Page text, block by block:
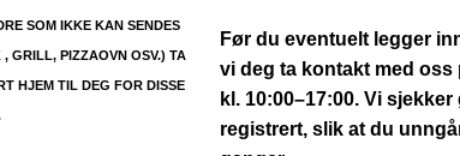
SOM IKKE KAN SENDES
GRILL, PIZZAOVN OSV.) TA
HJEM TIL DEG FOR DISSE
Før du eventuelt legger
vi deg ta kontakt med oss
kl. 10:00–17:00. Vi
registrert, slik at du